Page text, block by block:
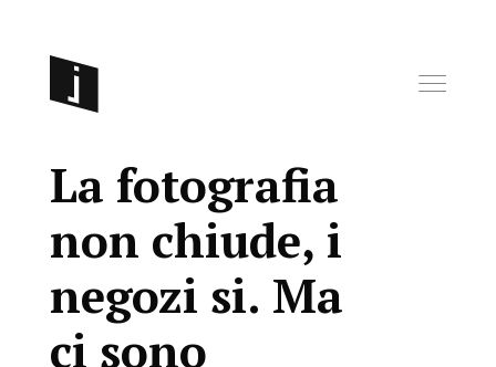
La fotografia
non chiude, i
negozi si. Ma
ci sono